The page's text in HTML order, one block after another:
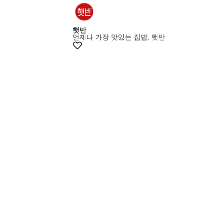
햇반
언제나 가장 맛있는 집밥, 햇반